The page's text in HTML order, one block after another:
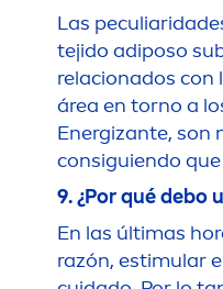
Las
tejido adiposo
relacionados con
área en torno a
Energizante, son
consiguiendo
9. ¿Por qué debo
En las últimas
razón, estimular